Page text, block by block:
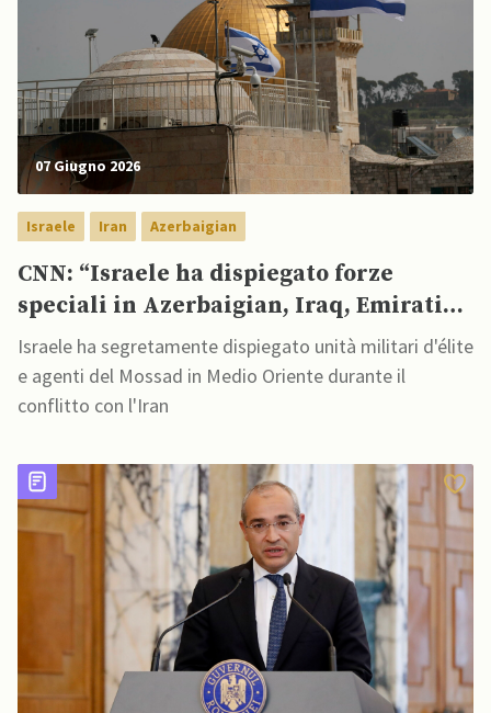
07 Giugno 2026
Israele Iran Azerbaigian
CNN: “Israele ha dispiegato forze
speciali in Azerbaigian, Iraq, Emirati
Arabi Uniti e Somaliland durante
guerra con Iran”
Israele ha segretamente dispiegato unità militari d'élite
e agenti del Mossad in Medio Oriente durante il
conflitto con l'Iran